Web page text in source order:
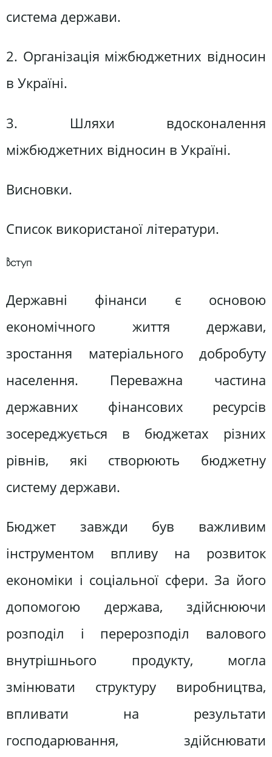
система держави.
2. Організація міжбюджетних відносин
в Україні.
3. Шляхи вдосконалення
міжбюджетних відносин в Україні.
Висновки.
Список використаної літератури.
Вступ
Державні фінанси є основою
економічного життя держави,
зростання матеріального добробуту
населення. Переважна частина
державних фінансових ресурсів
зосереджується в бюджетах різних
рівнів, які створюють бюджетну
систему держави.
Бюджет завжди був важливим
інструментом впливу на розвиток
економіки і соціальної сфери. За його
допомогою держава, здійснюючи
розподіл і перерозподіл валового
внутрішнього продукту, могла
змінювати структуру виробництва,
впливати на результати
господарювання, здійснювати